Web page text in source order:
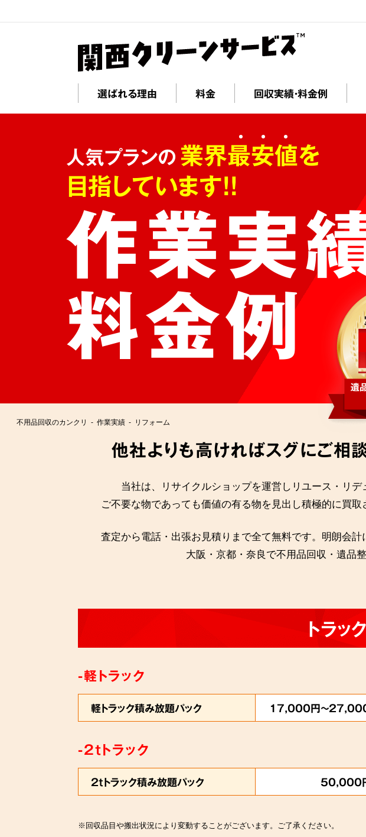
選ばれる理由 料金 回収実績・料金例
人気プランの業界最安値を
目指しています!!
作業実
料金例
不用品回収のカンクリ 作業実績 リフォーム
他社よりも高ければスグにご相
当社は、リサイクルショップを運営しリユース・リ
ご不要な物であっても価値の有る物を見出し積極的に買
査定から電話・出張お見積りまで全て無料です。明朗会
大阪・京都・奈良で不用品回収・遺品
トラッ
-軽トラック
軽トラック積み放題パック 17,000円～
-2tトラック
2tトラック積み放題パック 50,000
※回収品目や搬出状況により変動することがございます。ご了承ください。